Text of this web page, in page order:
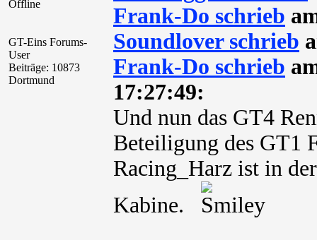
Offline
GT-Eins Forums-
User
Beiträge: 10873
Dortmund
Frank-Do schrieb
Soundlover schrieb
Frank-Do schrieb
17:27:49:
Und nun das GT4
Beteiligung des GT1
Racing_Harz ist in
Kabine.